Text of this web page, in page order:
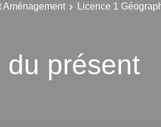
Aménagement
Licence 1
présent